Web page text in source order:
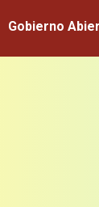
Gobierno